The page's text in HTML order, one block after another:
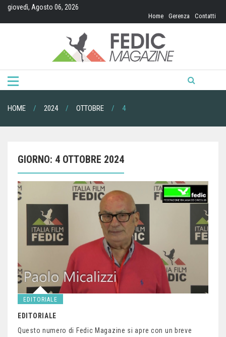
giovedì, Agosto 06, 2026
Home Gerenza Contatti
HOME 2024 OTTOBRE 4
GIORNO: 4 OTTOBRE 2024
EDITORIALE
EDITORIALE
Questo numero di Fedic Magazine si apre con un breve